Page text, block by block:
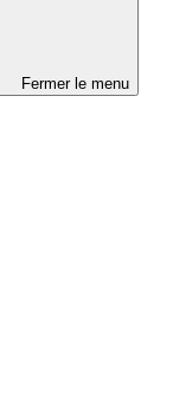
Fermer le menu